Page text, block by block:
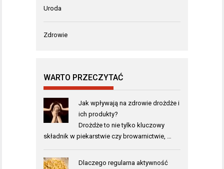
Uroda
Zdrowie
WARTO PRZECZYTAĆ
Jak wpływają na zdrowie drożdże i
ich produkty?
Drożdże to nie tylko kluczowy
składnik w piekarstwie czy browarnictwie, …
Dlaczego regularna aktywność